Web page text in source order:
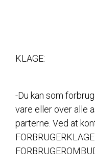
KLAGE:
-Du kan som
vare eller over alle
parterne. Ved at